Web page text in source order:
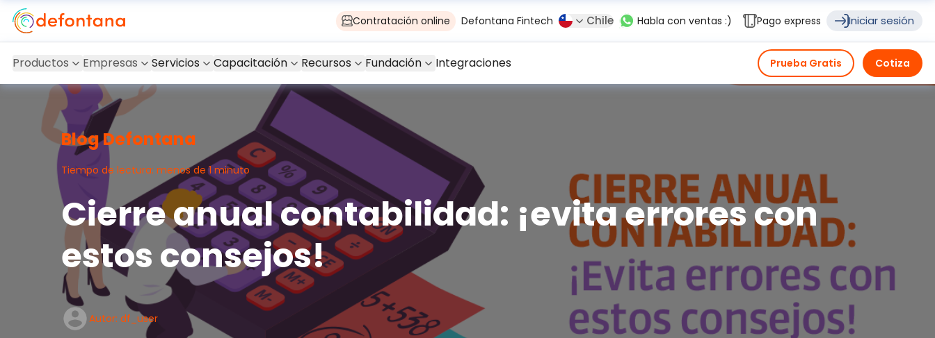
Contratación online Defontana Fintech Chile Habla con ventas :) Pago express Iniciar sesión
Prueba Gratis Cotiza
Productos Empresas Servicios Capacitación Recursos Fundación Integraciones
Blog Defontana
Tiempo de lectura: menos de 1 minuto
Cierre anual contabilidad: ¡evita errores con
estos consejos!
Autor: df_user